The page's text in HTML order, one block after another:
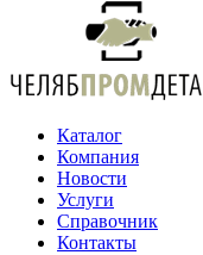
Каталог
Компания
Новости
Услуги
Справочник
Контакты